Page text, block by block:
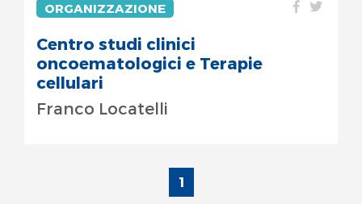
ORGANIZZAZIONE
Centro studi clinici
oncoematologici e Terapie
cellulari
Franco Locatelli
1